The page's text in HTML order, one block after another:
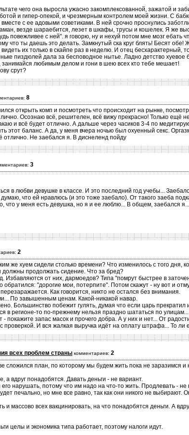
чего она выросла ужасно закомплексованной, зажатой и
и гипер-опекой, и чрезмерным контролем моей жизни. С
с ее адовыми советиками. В ней срочно проснулись
везде шараебится, лезет в шкафы, трусы и кошелек. Я же
повежливее с ней". я говорю, ну и нехуй потом мне мозг ебать
что ты даешь это делать. Замкнутый ска круг блять! Бесят
их только в скайпе раз в неделю. И отец бесхарактерный,
пиздюлей дала за бесповодное нытье. Ладно детство хуевое
любимым делом и гони в шею всех кто тебе мешает!
срут?
8
открыть комп и посмотреть что происходит на рынке,
Осознаю всё, решителен, всё вижу прекрасно! Только ещё
и всё будет отлично. А дальше через часиков 3-4 по
этот баланс. А да, у меня вчера ночью был охуенный секс.
отлично. Не заебался я. В диснеленд пойду
3
в любви девушке в классе. И это последний год учебы...
что ей нравлюсь (и это тоже заебало). От такого заеба
что у меня есть девушка, но я и ее люблю... В общем, заебался я...
2
же хуем сидели столько времени? Что изменилось с того дня,
должны продолжать сидение. Что за бред?
Избавляются от них, дармоедов? Типа "помрут быстрее в
"дорогие мои, потерпите". Потом скажут - ну вот и
Как говорится, никто не остался без внимания.
По завышенным ценам. Какой-никакой навар.
Большинство побежит гулять, думая что если царь
в регионе-то по-прежнему нельзя праздно шататься по улицам...
- покажите запас масок и прочего добра. А у них и нет... От
проверкой. И вся жалкая выручка идёт на оплату штрафа... То ли
всех проблем страны комментариев: 2
сложился план, по которому мы будем жить пока не заразимся
а вдруг понадобятся. Давать деньги - не вариант.
нарушать, потому что им надо на что-то жить. Продлевать - не
печально, но мне все равно, так как они никого не
и массово всех вакцинировать, на что понадобятся деньги. А
целы и экономика типа работает, поэтому налоги идут.